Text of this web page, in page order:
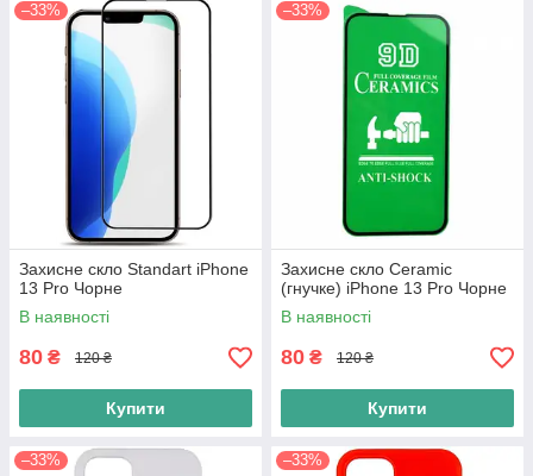
–33%
Захисне скло Standart iPhone
13 Pro Чорне
В наявності
80 ₴ 120 ₴
Купити
–33%
Захисне скло Ceramic
(гнучке) iPhone 13 Pro Чорне
В наявності
80 ₴ 120 ₴
Купити
–33% –33%